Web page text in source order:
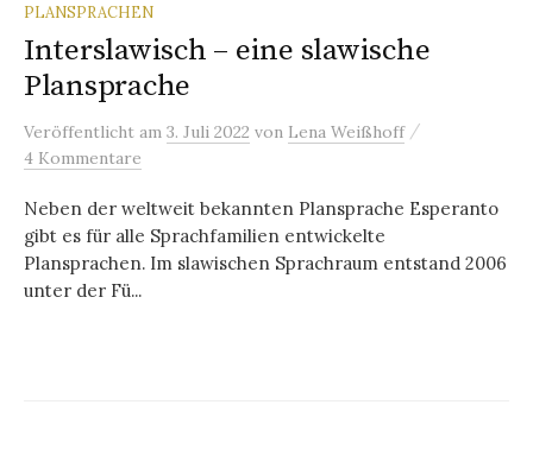
PLANSPRACHEN
Interslawisch – eine slawische
Plansprache
Veröffentlicht am 3. Juli 2022 von Lena Weißhoff /
4 Kommentare
Neben der weltweit bekannten Plansprache Esperanto
gibt es für alle Sprachfamilien entwickelte
Plansprachen. Im slawischen Sprachraum entstand 2006
unter der Fü...